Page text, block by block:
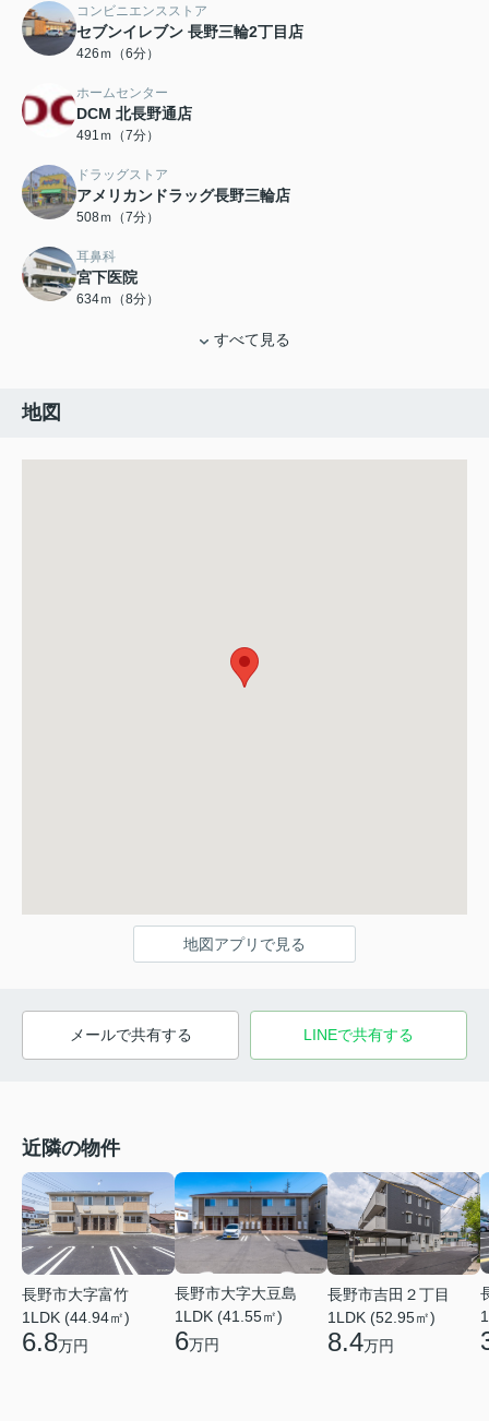
コンビニエンスストア
セブンイレブン 長野三輪2丁目店
426ｍ（6分）
ホームセンター
DCM 北長野通店
491ｍ（7分）
ドラッグストア
アメリカンドラッグ長野三輪店
508ｍ（7分）
耳鼻科
宮下医院
634ｍ（8分）
すべて見る
地図
地図アプリで見る
メールで共有する LINEで共有する
近隣の物件
長野市大字富竹
1LDK (44.94㎡)
6.8万円
長野市大字大豆島
1LDK (41.55㎡)
6万円
長野市吉田２丁目
1LDK (52.95㎡)
8.4万円